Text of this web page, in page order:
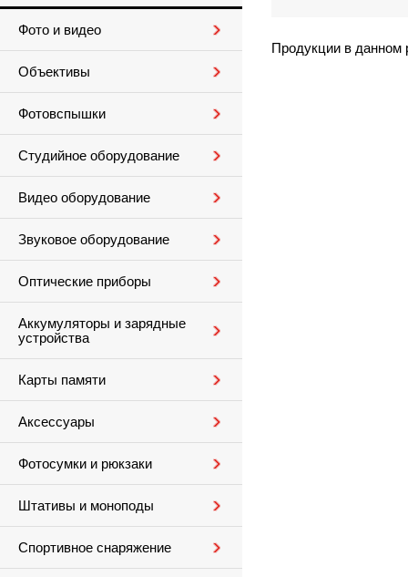
Фото и видео
Объективы
Фотовспышки
Студийное оборудование
Видео оборудование
Звуковое оборудование
Оптические приборы
Аккумуляторы и зарядные
устройства
Карты памяти
Аксессуары
Фотосумки и рюкзаки
Штативы и моноподы
Спортивное снаряжение
Продукции в данном